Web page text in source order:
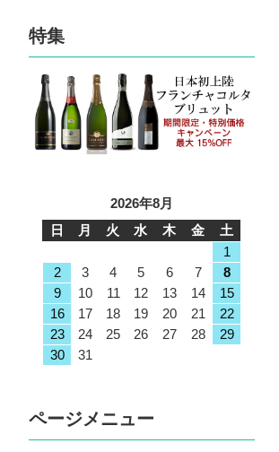
特集
2026年8月
日
月 火 水 木 金
土
1
2
3 4 5 6 7
8
9
10 11 12 13 14
15
16
17 18 19 20 21
22
23
24 25 26 27 28
29
30
31
ページメニュー